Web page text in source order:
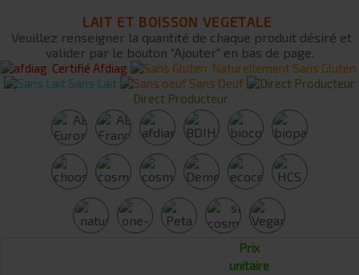
LAIT ET BOISSON VEGETALE
Veuillez renseigner la quantité de chaque produit désiré et
valider par le bouton "Ajouter" en bas de page.
Certifié Afdiag
Naturellement Sans Gluten
Sans Lait
Sans Oeuf
Direct Producteur
Prix
unitaire